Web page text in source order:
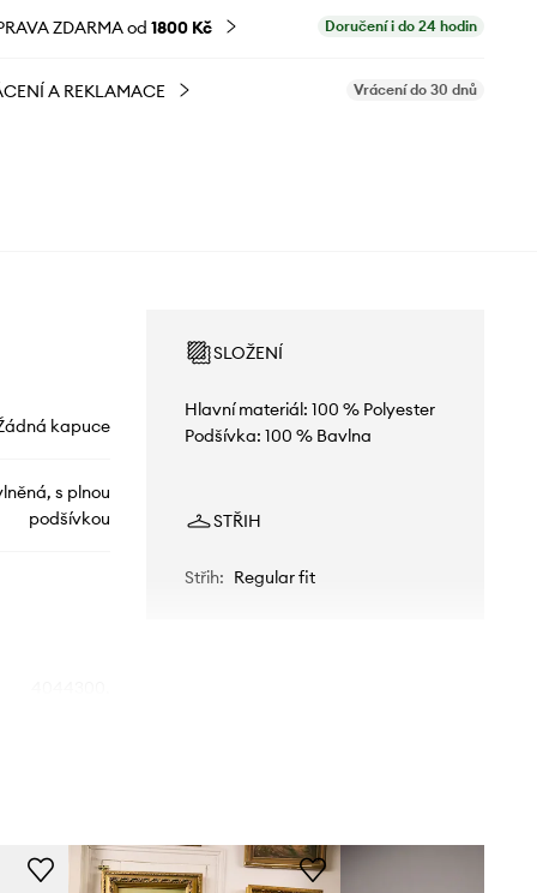
ZDARMA od 1800 Kč Doručení i do 24 hodin
A REKLAMACE Vrácení do 30 dnů
kapuce
s plnou
podšívkou
Donsje
SLOŽENÍ
Hlavní materiál: 100 % Polyester
Podšívka: 100 % Bavlna
STŘIH
Střih: Regular fit